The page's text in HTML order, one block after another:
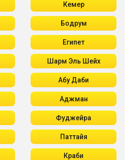
Кемер
Бодрум
Египет
Шарм Эль Шейх
Абу Даби
Аджман
Фуджейра
Паттайя
Краби